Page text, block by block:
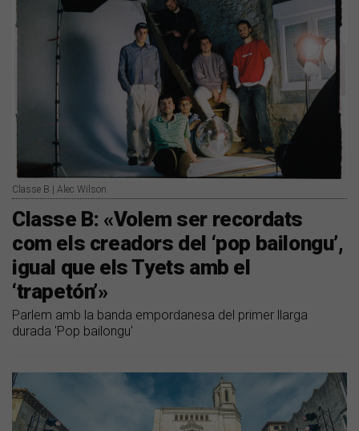
Classe B | Alec Wilson
Classe B: «Volem ser recordats
com els creadors del ‘pop bailongu’,
igual que els Tyets amb el
‘trapetón’»
Parlem amb la banda empordanesa del primer llarga
durada 'Pop bailongu'